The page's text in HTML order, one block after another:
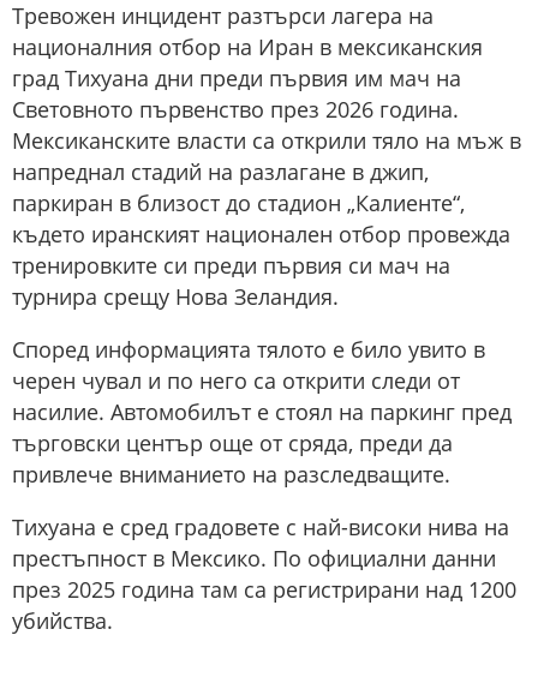
Тревожен инцидент разтърси лагера на
националния отбор на Иран в мексиканския
град Тихуана дни преди първия им мач на
Световното първенство през 2026 година.
Мексиканските власти са открили тяло на мъж в
напреднал стадий на разлагане в джип,
паркиран в близост до стадион „Калиенте“,
където иранският национален отбор провежда
тренировките си преди първия си мач на
турнира срещу Нова Зеландия.
Според информацията тялото е било увито в
черен чувал и по него са открити следи от
насилие. Автомобилът е стоял на паркинг пред
търговски център още от сряда, преди да
привлече вниманието на разследващите.
Тихуана е сред градовете с най-високи нива на
престъпност в Мексико. По официални данни
през 2025 година там са регистрирани над 1200
убийства.